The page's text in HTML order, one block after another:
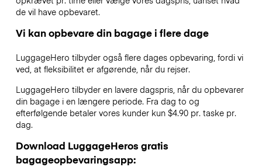
de vil have opbevaret.
Vi kan opbevare din bagage i flere dage
LuggageHero tilbyder også flere dages opbevaring, fordi vi
ved, at fleksibilitet er afgørende, når du rejser.
LuggageHero tilbyder en lavere dagspris, når du opbevarer
din bagage i en længere periode. Fra dag to og
efterfølgende betaler vores kunder kun $4.90 pr. taske pr.
dag.
Download LuggageHeros gratis
bagageopbevaringsapp: